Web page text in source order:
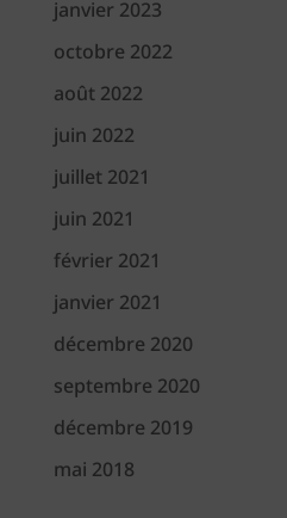
janvier 2023
octobre 2022
août 2022
juin 2022
juillet 2021
juin 2021
février 2021
janvier 2021
décembre 2020
septembre 2020
décembre 2019
mai 2018